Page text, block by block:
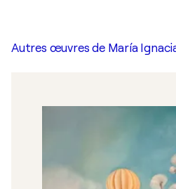
Autres œuvres de María